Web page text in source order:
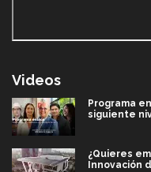
Videos
Programa
siguiente
¿Quieres
Innovación